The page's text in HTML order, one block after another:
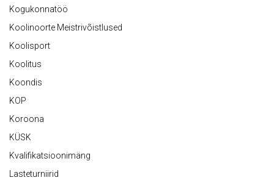
Kogukonnatöö
Koolinoorte Meistrivõistlused
Koolisport
Koolitus
Koondis
KOP
Koroona
KÜSK
Kvalifikatsioonimäng
Lasteturniirid